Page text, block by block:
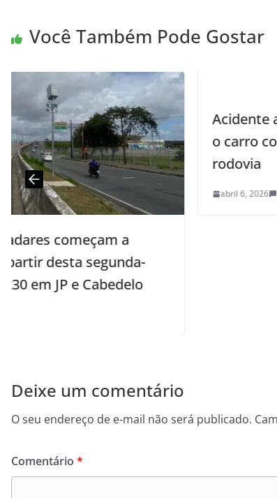
Você Também Pode Gostar
Acidente aconteceu na BR-101,
o carro colidir no canteiro central
rodovia
abril 6, 2026
Deixe um comentário
O seu endereço de e-mail não será publicado.
Comentário *